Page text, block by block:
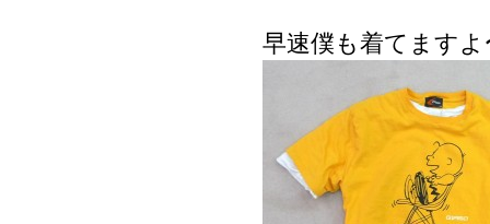
早速僕も着てますよ